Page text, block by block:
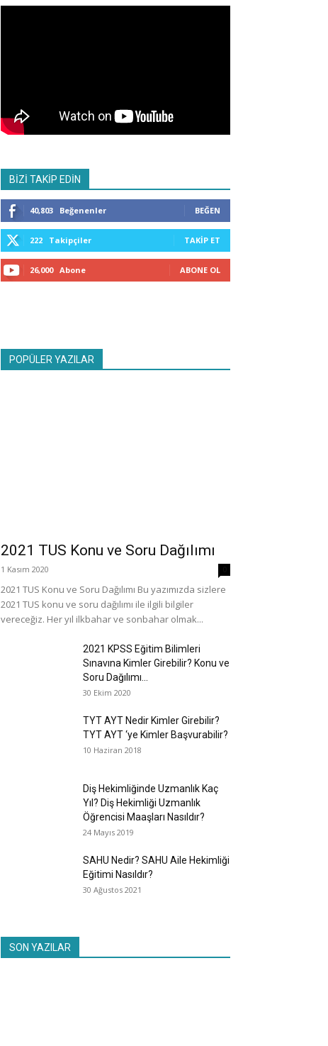
BİZİ TAKİP EDİN
40,803 Beğenenler BEĞEN
222 Takipçiler TAKIP ET
26,000 Abone ABONE OL
POPÜLER YAZILAR
2021 TUS Konu ve Soru Dağılımı
1 Kasım 2020
2021 TUS Konu ve Soru Dağılımı Bu yazımızda sizlere
2021 TUS konu ve soru dağılımı ile ilgili bilgiler
vereceğiz. Her yıl ilkbahar ve sonbahar olmak...
2021 KPSS Eğitim Bilimleri
Sınavına Kimler Girebilir? Konu ve
Soru Dağılımı...
30 Ekim 2020
TYT AYT Nedir Kimler Girebilir?
TYT AYT ‘ye Kimler Başvurabilir?
10 Haziran 2018
Diş Hekimliğinde Uzmanlık Kaç
Yıl? Diş Hekimliği Uzmanlık
Öğrencisi Maaşları Nasıldır?
24 Mayıs 2019
SAHU Nedir? SAHU Aile Hekimliği
Eğitimi Nasıldır?
30 Ağustos 2021
SON YAZILAR